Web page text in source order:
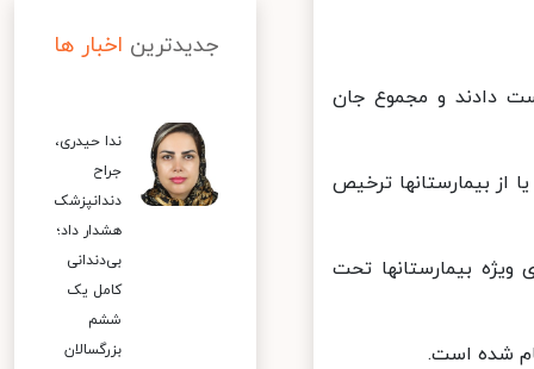
جان خود را از دست دادند و مجموع جان
بهبود یافته و یا از بیمارستانها ترخیص
های مراقبت های ویژه بیمارستانها تحت
جدیدترین اخبار ها
ندا حیدری،
جراح
دندانپزشک
هشدار داد؛
بی‌دندانی
کامل یک
ششم
بزرگسالان